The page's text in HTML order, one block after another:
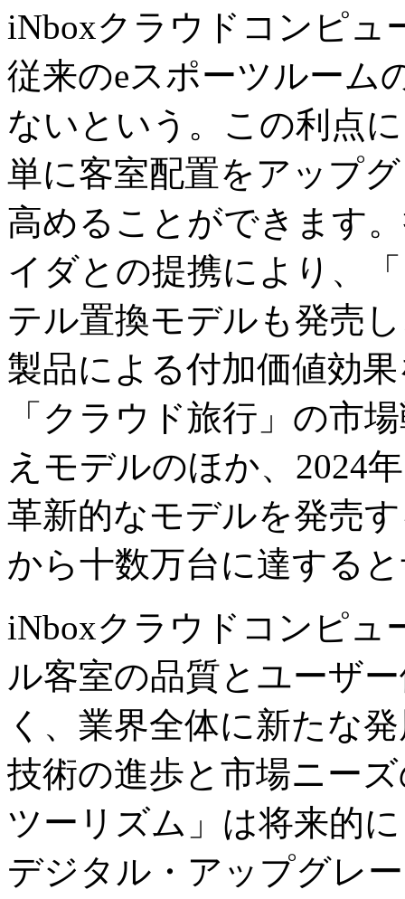
iNboxクラウドコンピュ
従来のeスポーツルーム
ないという。この利点
単に客室配置をアップ
高めることができます
イダとの提携により、
テル置換モデルも発売
製品による付加価値効
「クラウド旅行」の市
えモデルのほか、2024
革新的なモデルを発売
から十数万台に達する
iNboxクラウドコンピュ
ル客室の品質とユーザ
く、業界全体に新たな
技術の進歩と市場ニー
ツーリズム」は将来的
デジタル・アップグレ